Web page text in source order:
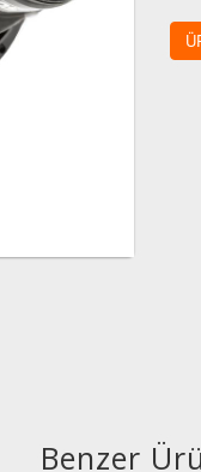
Benzer